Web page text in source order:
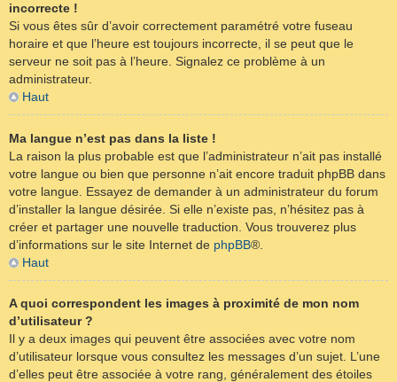
incorrecte !
Si vous êtes sûr d’avoir correctement paramétré votre fuseau
horaire et que l’heure est toujours incorrecte, il se peut que le
serveur ne soit pas à l’heure. Signalez ce problème à un
administrateur.
Haut
Ma langue n’est pas dans la liste !
La raison la plus probable est que l’administrateur n’ait pas installé
votre langue ou bien que personne n’ait encore traduit phpBB dans
votre langue. Essayez de demander à un administrateur du forum
d’installer la langue désirée. Si elle n’existe pas, n’hésitez pas à
créer et partager une nouvelle traduction. Vous trouverez plus
d’informations sur le site Internet de phpBB®.
Haut
A quoi correspondent les images à proximité de mon nom
d’utilisateur ?
Il y a deux images qui peuvent être associées avec votre nom
d’utilisateur lorsque vous consultez les messages d’un sujet. L’une
d’elles peut être associée à votre rang, généralement des étoiles